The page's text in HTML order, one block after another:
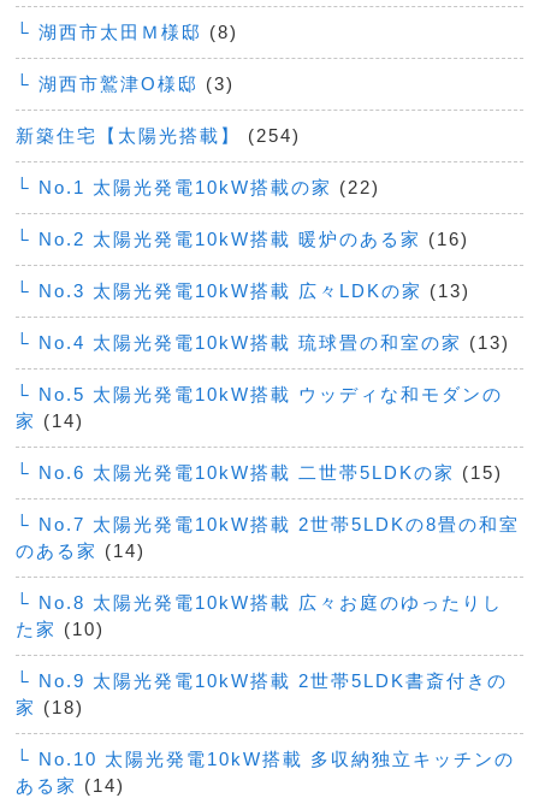
└ 湖西市太田Ｍ様邸 (8)
└ 湖西市鷲津O様邸 (3)
新築住宅【太陽光搭載】 (254)
└ No.1 太陽光発電10kW搭載の家 (22)
└ No.2 太陽光発電10kW搭載 暖炉のある家 (16)
└ No.3 太陽光発電10kW搭載 広々LDKの家 (13)
└ No.4 太陽光発電10kW搭載 琉球畳の和室の家 (13)
└ No.5 太陽光発電10kW搭載 ウッディな和モダンの
家 (14)
└ No.6 太陽光発電10kW搭載 二世帯5LDKの家 (15)
└ No.7 太陽光発電10kW搭載 2世帯5LDKの8畳の和室
のある家 (14)
└ No.8 太陽光発電10kW搭載 広々お庭のゆったりし
た家 (10)
└ No.9 太陽光発電10kW搭載 2世帯5LDK書斎付きの
家 (18)
└ No.10 太陽光発電10kW搭載 多収納独立キッチンの
ある家 (14)